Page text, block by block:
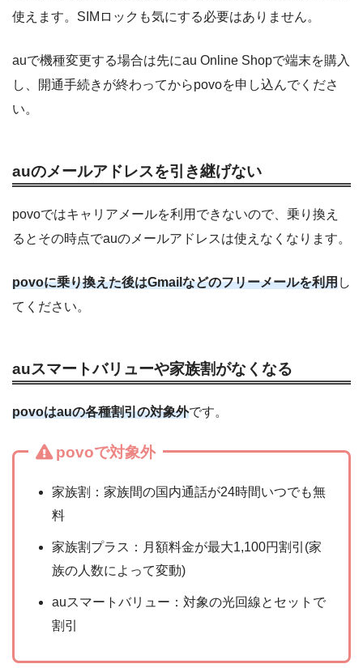
使えます。SIMロックも気にする必要はありません。
auで機種変更する場合は先にau Online Shopで端末を購入
し、開通手続きが終わってからpovoを申し込んでくださ
い。
auのメールアドレスを引き継げない
povoではキャリアメールを利用できないので、乗り換え
るとその時点でauのメールアドレスは使えなくなります。
povoに乗り換えた後はGmailなどのフリーメールを利用し
てください。
auスマートバリューや家族割がなくなる
povoはauの各種割引の対象外です。
povoで対象外
家族割：家族間の国内通話が24時間いつでも無
料
家族割プラス：月額料金が最大1,100円割引(家
族の人数によって変動)
auスマートバリュー：対象の光回線とセットで
割引